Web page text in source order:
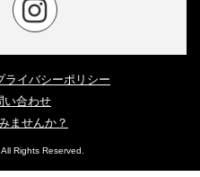
ライバシーポリシー
い合わせ
ませんか？
Rights Reserved.